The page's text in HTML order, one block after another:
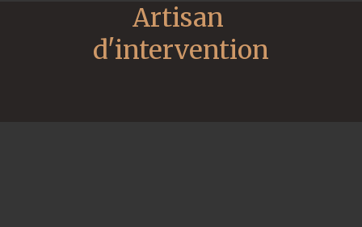
Artisan
d'intervention